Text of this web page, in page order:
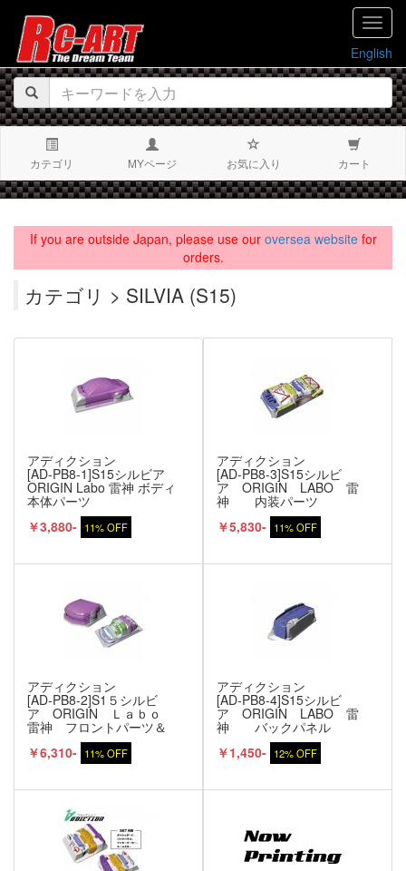
English
カテゴリ MYページ お気に入り カート
If you are outside Japan, please use our oversea websitefor
orders.
カテゴリ > SILVIA (S15)
アディクション
[AD-PB8-1]S15シルビア
ORIGIN Labo 雷神 ボディ
本体パーツ
￥3,880- 11% OFF
アディクション
[AD-PB8-3]S15シルビ
ア ORIGIN LABO 雷
神 内装パーツ
￥5,830- 11% OFF
アディクション
[AD-PB8-2]S1５シルビ
ア ORIGIN Ｌａｂｏ
雷神 フロントパーツ＆
リアバンパー＆レンズパ
ーツ
￥6,310- 11% OFF
アディクション
[AD-PB8-4]S15シルビ
ア ORIGIN LABO 雷
神 バックパネル
￥1,450- 12% OFF